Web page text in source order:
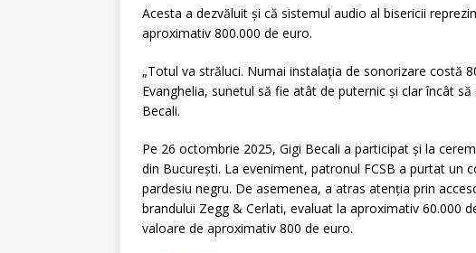
Acesta a dezvăluit și că sistemul audio al bisericii
aproximativ 800.000 de euro.
„Totul va străluci. Numai instalația de sonorizare costă
Evanghelia, sunetul să fie atât de puternic și clar încât
Becali.
Pe 26 octombrie 2025, Gigi Becali a participat și la
din București. La eveniment, patronul FCSB a purtat un
pardesiu negru. De asemenea, a atras atenția prin
brandului Zegg & Cerlati, evaluat la aproximativ 60.000
valoare de aproximativ 800 de euro.